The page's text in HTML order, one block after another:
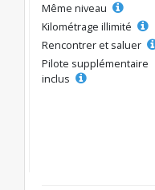
Même niveau
Kilométrage illimité
Rencontrer et saluer
Pilote supplémentaire
inclus